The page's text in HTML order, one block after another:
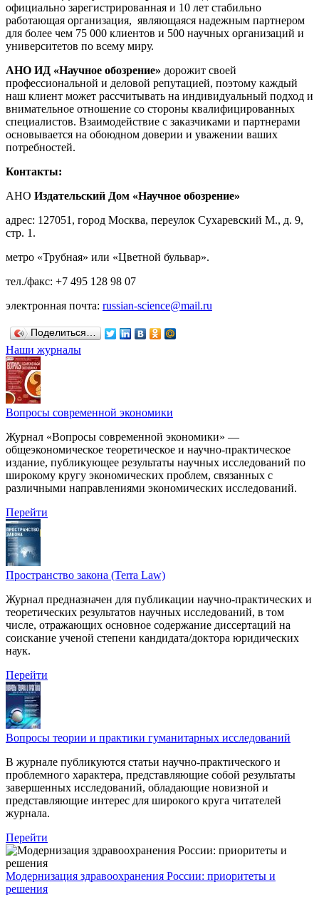
официально зарегистрированная и 10 лет стабильно
работающая организация, являющаяся надежным партнером
для более чем 75 000 клиентов и 500 научных организаций и
университетов по всему миру.
АНО ИД «Научное обозрение» дорожит своей
профессиональной и деловой репутацией, поэтому каждый
наш клиент может рассчитывать на индивидуальный подход и
внимательное отношение со стороны квалифицированных
специалистов. Взаимодействие с заказчиками и партнерами
основывается на обоюдном доверии и уважении ваших
потребностей.
Контакты:
АНО Издательский Дом «Научное обозрение»
адрес: 127051, город Москва, переулок Сухаревский М., д. 9,
стр. 1.
метро «Трубная» или «Цветной бульвар».
тел./факс: +7 495 128 98 07
электронная почта: russian-science@mail.ru
Поделиться…
Наши журналы
Вопросы современной экономики
Журнал «Вопросы современной экономики» —
общеэкономическое теоретическое и научно-практическое
издание, публикующее результаты научных исследований по
широкому кругу экономических проблем, связанных с
различными направлениями экономических исследований.
Перейти
Пространство закона (Terra Law)
Журнал предназначен для публикации научно-практических и
теоретических результатов научных исследований, в том
числе, отражающих основное содержание диссертаций на
соискание ученой степени кандидата/доктора юридических
наук.
Перейти
Вопросы теории и практики гуманитарных исследований
В журнале публикуются статьи научно-практического и
проблемного характера, представляющие собой результаты
завершенных исследований, обладающие новизной и
представляющие интерес для широкого круга читателей
журнала.
Перейти
Модернизация здравоохранения России: приоритеты и
решения